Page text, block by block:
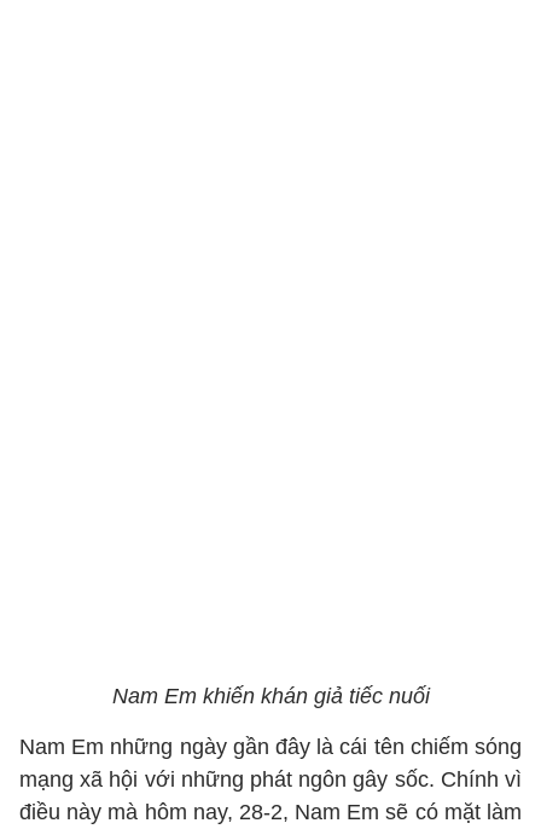
Nam Em khiến khán giả tiếc nuối
Nam Em những ngày gần đây là cái tên chiếm sóng
mạng xã hội với những phát ngôn gây sốc. Chính vì
điều này mà hôm nay, 28-2, Nam Em sẽ có mặt làm